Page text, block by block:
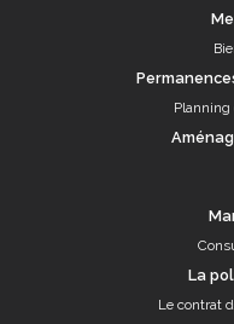
Planning
La
Le contrat